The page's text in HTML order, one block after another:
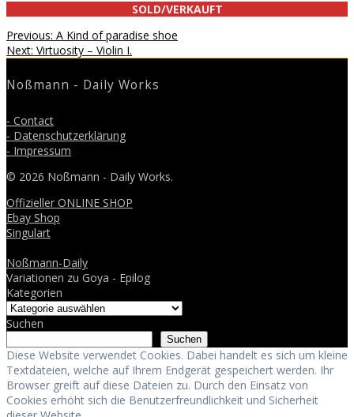
SOLD/VERKAUFT
Beitragsnavigation
Previous: Previous
post:
A Kind of paradise shoe
Next: Next
Virtuosity – Violin I.
Noßmann - Daily Works
- Contact
- Datenschutzerklärung
- Impressum
© 2026 Noßmann - Daily Works.
Offizieller ONLINE SHOP
Ebay Shop
Singulart
Noßmann-Daily
Variationen zu Goya - Epilog
Kategorien
Suchen
Suchen
Diese Website verwendet Cookies. Dabei handelt es sich um kleine
Textdateien, welche auf Ihrem Endgerät gespeichert werden. Ihr
Browser greift auf diese Dateien zu. Durch den Einsatz von
Cookies erhöht sich die Benutzerfreundlichkeit und Sicherheit